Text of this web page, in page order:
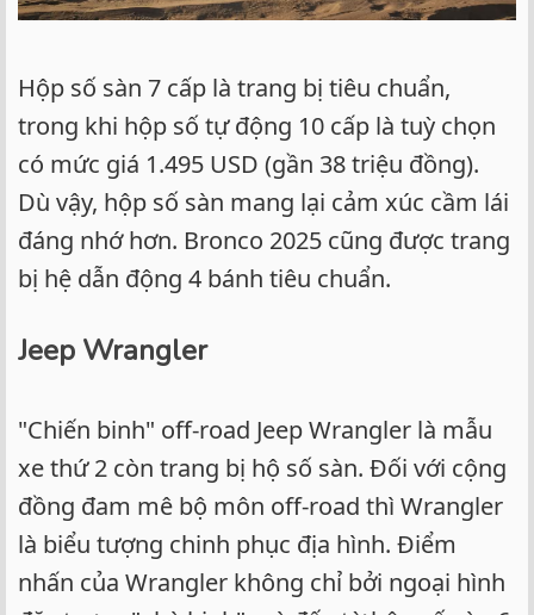
Hộp số sàn 7 cấp là trang bị tiêu chuẩn,
trong khi hộp số tự động 10 cấp là tuỳ chọn
có mức giá 1.495 USD (gần 38 triệu đồng).
Dù vậy, hộp số sàn mang lại cảm xúc cầm lái
đáng nhớ hơn. Bronco 2025 cũng được trang
bị hệ dẫn động 4 bánh tiêu chuẩn.
Jeep Wrangler
"Chiến binh" off-road Jeep Wrangler là mẫu
xe thứ 2 còn trang bị hộ số sàn. Đối với cộng
đồng đam mê bộ môn off-road thì Wrangler
là biểu tượng chinh phục địa hình. Điểm
nhấn của Wrangler không chỉ bởi ngoại hình